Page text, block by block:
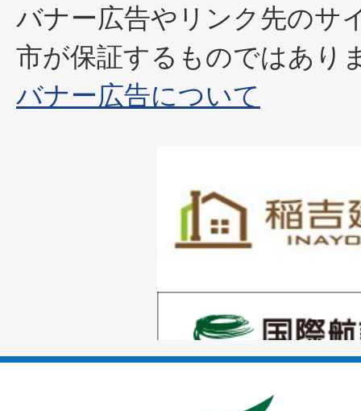
バナー広告やリンク先のサ
市が保証するものではあり
バナー広告について
枚
目
ラ
枚